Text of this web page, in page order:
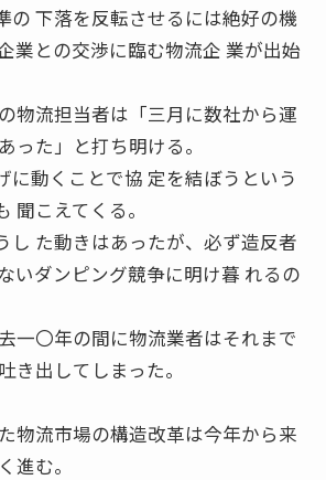
の 下落を反転させるには絶好の機
業との交渉に臨む物流企 業が出始
物流担当者は「三月に数社から運
った」と打ち明ける。
に動くことで協 定を結ぼうという
聞こえてくる。
し た動きはあったが、必ず造反者
いダンピング競争に明け暮 れるの
一〇年の間に物流業者はそれまで
き出してしまった。
物流市場の構造改革は今年から来
進む。